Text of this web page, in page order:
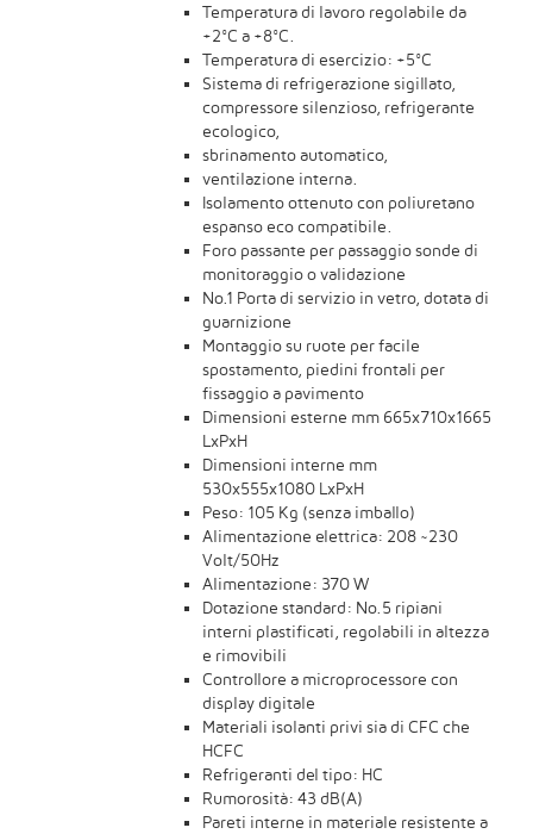
Temperatura di lavoro regolabile da
+2°C a +8°C.
Temperatura di esercizio: +5°C
Sistema di refrigerazione sigillato,
compressore silenzioso, refrigerante
ecologico,
sbrinamento automatico,
ventilazione interna.
Isolamento ottenuto con poliuretano
espanso eco compatibile.
Foro passante per passaggio sonde di
monitoraggio o validazione
No.1 Porta di servizio in vetro, dotata di
guarnizione
Montaggio su ruote per facile
spostamento, piedini frontali per
fissaggio a pavimento
Dimensioni esterne mm 665x710x1665
LxPxH
Dimensioni interne mm
530x555x1080 LxPxH
Peso: 105 Kg (senza imballo)
Alimentazione elettrica: 208 ~230
Volt/50Hz
Alimentazione: 370 W
Dotazione standard: No.5 ripiani
interni plastificati, regolabili in altezza
e rimovibili
Controllore a microprocessore con
display digitale
Materiali isolanti privi sia di CFC che
HCFC
Refrigeranti del tipo: HC
Rumorosità: 43 dB(A)
Pareti interne in materiale resistente a